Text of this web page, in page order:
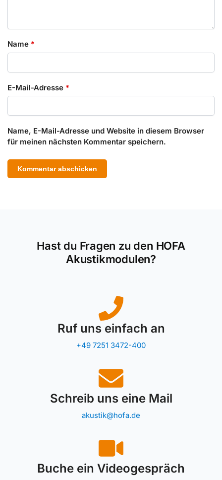
Name *
E-Mail-Adresse *
Name, E-Mail-Adresse und Website in diesem Browser
für meinen nächsten Kommentar speichern.
Hast du Fragen zu den HOFA
Akustikmodulen?
Ruf uns einfach an
+49 7251 3472-400
Schreib uns eine Mail
akustik@hofa.de
Buche ein Videogespräch